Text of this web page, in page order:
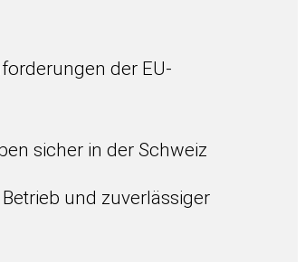
der EU-
sicher in der Schweiz
und zuverlässiger